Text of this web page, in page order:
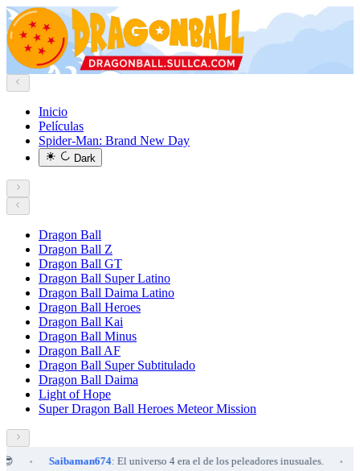
Inicio
Películas
Spider-Man: Brand New Day
Dark
Dragon Ball
Dragon Ball Z
Dragon Ball GT
Dragon Ball Super Latino
Dragon Ball Daima Latino
Dragon Ball Heroes
Dragon Ball Kai
Dragon Ball Minus
Dragon Ball AF
Dragon Ball Super Subtitulado
Dragon Ball Daima
Light of Hope
Super Dragon Ball Heroes Meteor Mission
• Saibaman674: El universo 4 era el de los peleadores inusuales.